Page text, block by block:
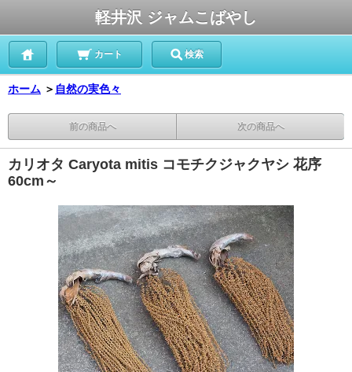
軽井沢 ジャムこばやし
カート 検索
ホーム ＞ 自然の実色々
前の商品へ 次の商品へ
カリオタ Caryota mitis コモチクジャクヤシ 花序
60cm～